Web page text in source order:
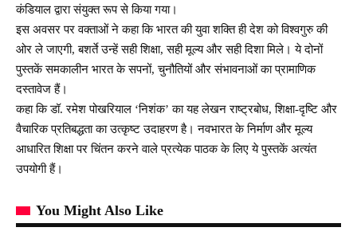
कंडियाल द्वारा संयुक्त रूप से किया गया।
इस अवसर पर वक्ताओं ने कहा कि भारत की युवा शक्ति ही देश को विश्वगुरु की
ओर ले जाएगी, बशर्ते उन्हें सही शिक्षा, सही मूल्य और सही दिशा मिले। ये दोनों
पुस्तकें समकालीन भारत के सपनों, चुनौतियों और संभावनाओं का प्रामाणिक
दस्तावेज हैं।
कहा कि डॉ. रमेश पोखरियाल ‘निशंक’ का यह लेखन राष्ट्रबोध, शिक्षा-दृष्टि और
वैचारिक प्रतिबद्धता का उत्कृष्ट उदाहरण है। नवभारत के निर्माण और मूल्य
आधारित शिक्षा पर चिंतन करने वाले प्रत्येक पाठक के लिए ये पुस्तकें अत्यंत
उपयोगी हैं।
You Might Also Like